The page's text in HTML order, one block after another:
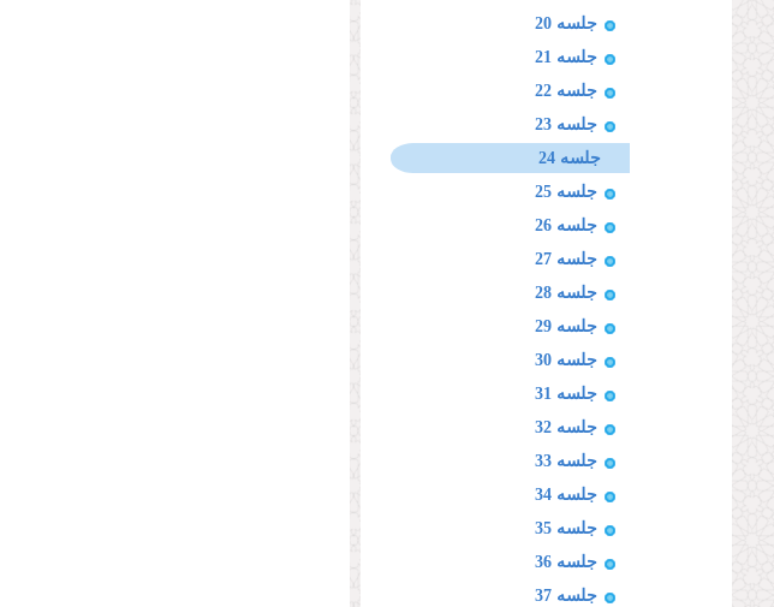
جلسه 20
جلسه 21
جلسه 22
جلسه 23
جلسه 24
جلسه 25
جلسه 26
جلسه 27
جلسه 28
جلسه 29
جلسه 30
جلسه 31
جلسه 32
جلسه 33
جلسه 34
جلسه 35
جلسه 36
جلسه 37